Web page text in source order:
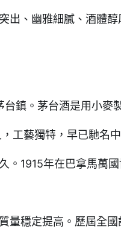
出、幽雅細膩、酒體醇
鎮。茅台酒是用小麥
工藝獨特，早已馳名
。1915年在巴拿馬萬
量穩定提高。歷屆全